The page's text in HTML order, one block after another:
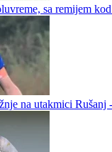
sa remijem
na utakmici Rušanj